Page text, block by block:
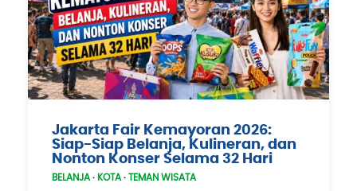
Jakarta Fair Kemayoran 2026:
Siap-Siap Belanja, Kulineran, dan
Nonton Konser Selama 32 Hari
BELANJA· KOTA· TEMAN WISATA